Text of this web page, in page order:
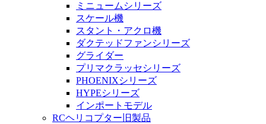
ミニュームシリーズ
スケール機
スタント・アクロ機
ダクテッドファンシリーズ
グライダー
プリマクラッセシリーズ
PHOENIXシリーズ
HYPEシリーズ
インポートモデル
RCヘリコプター旧製品